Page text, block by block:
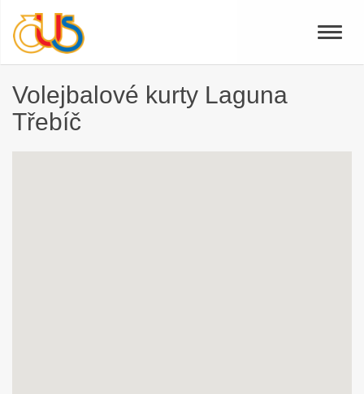
Toggle
Volejbalové kurty Laguna
Třebíč